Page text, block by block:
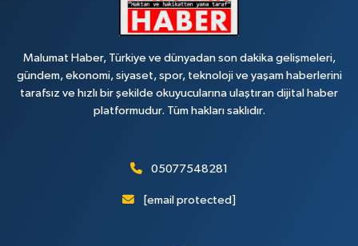
Malumat Haber, Türkiye ve dünyadan son dakika gelişmeleri,
gündem, ekonomi, siyaset, spor, teknoloji ve yaşam haberlerini
tarafsız ve hızlı bir şekilde okuyucularına ulaştıran dijital haber
platformudur. Tüm hakları saklıdır.
05077548281
[email protected]